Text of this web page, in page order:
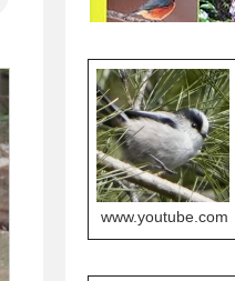
www.youtube.com